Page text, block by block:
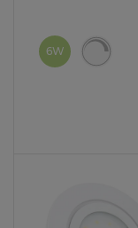
6W